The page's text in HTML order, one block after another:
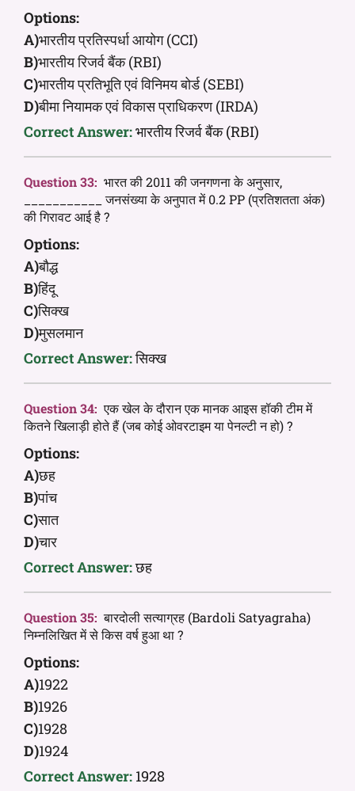
Options:
A)भारतीय प्रतिस्पर्धा आयोग (CCI)
B)भारतीय रिजर्व बैंक (RBI)
C)भारतीय प्रतिभूति एवं विनिमय बोर्ड (SEBI)
D)बीमा नियामक एवं विकास प्राधिकरण (IRDA)
Correct Answer:भारतीय रिजर्व बैंक (RBI)
Question 33: भारत की 2011 की जनगणना के अनुसार,
___________ जनसंख्या के अनुपात में 0.2 PP (प्रतिशतता अंक)
की गिरावट आई है ?
Options:
A)बौद्ध
B)हिंदू
C)सिक्ख
D)मुसलमान
Correct Answer:सिक्ख
Question 34: एक खेल के दौरान एक मानक आइस हॉकी टीम में
कितने खिलाड़ी होते हैं (जब कोई ओवरटाइम या पेनल्टी न हो) ?
Options:
A)छह
B)पांच
C)सात
D)चार
Correct Answer:छह
Question 35: बारदोली सत्याग्रह (Bardoli Satyagraha)
निम्नलिखित में से किस वर्ष हुआ था ?
Options:
A)1922
B)1926
C)1928
D)1924
Correct Answer: 1928